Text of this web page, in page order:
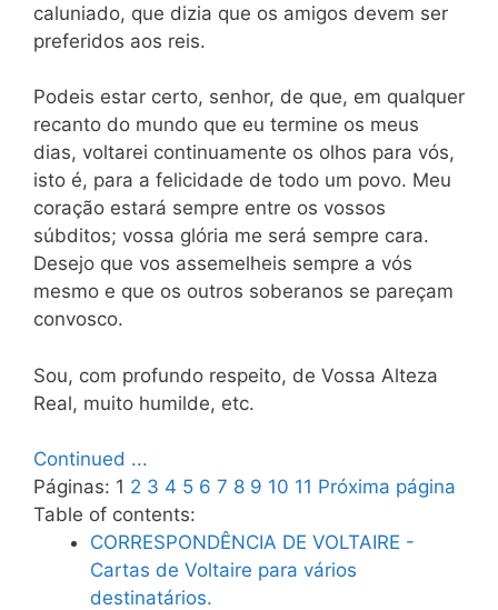
caluniado, que dizia que os amigos devem ser
preferidos aos reis.
Podeis estar certo, senhor, de que, em qualquer
recanto do mundo que eu termine os meus
dias, voltarei continuamente os olhos para vós,
isto é, para a felicidade de todo um povo. Meu
coração estará sempre entre os vossos
súbditos; vossa glória me será sempre cara.
Desejo que vos assemelheis sempre a vós
mesmo e que os outros soberanos se pareçam
convosco.
Sou, com profundo respeito, de Vossa Alteza
Real, muito humilde, etc.
Continued ...
Páginas: 1 2 3 4 5 6 7 8 9 10 11 Próxima página
Table of contents:
CORRESPONDÊNCIA DE VOLTAIRE -
Cartas de Voltaire para vários
destinatários.